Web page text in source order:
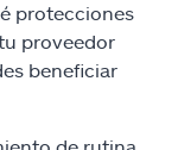
protecciones
proveedor
beneficiar